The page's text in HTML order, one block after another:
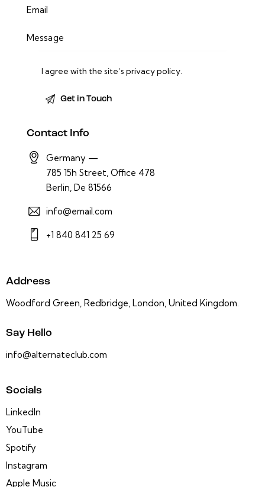
I agree with the site’sprivacy policy.
Contact Info
Germany —
785 15h Street, Office 478
Berlin, De 81566
info@email.com
+1 840 841 25 69
Address
Woodford Green, Redbridge, London, United Kingdom.
Say Hello
info@alternateclub.com
Socials
LinkedIn
YouTube
Spotify
Instagram
Apple Music